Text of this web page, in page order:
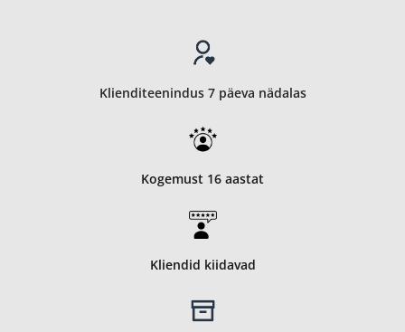
Klienditeenindus 7 päeva nädalas
Kogemust 16 aastat
Kliendid kiidavad